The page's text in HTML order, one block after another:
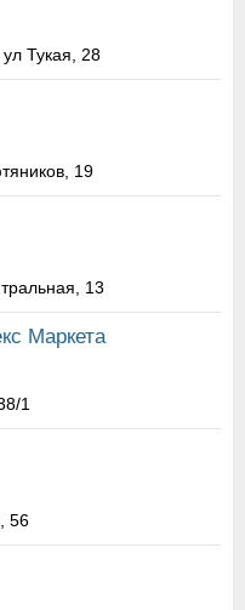
Тукая, 28
19
13
Маркета
1
56